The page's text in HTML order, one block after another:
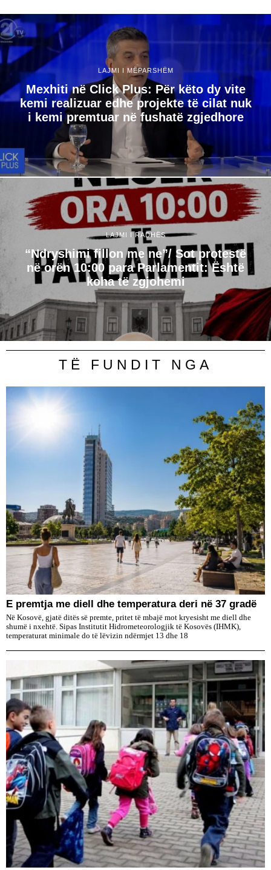
LAJMI I MËPARSHËM
Mexhiti në Click Plus: Për këto dy vite
kemi realizuar edhe projekte të cilat nuk
i kemi premtuar në fushatë zgjedhore
LAJMI I RADHËS
“Ndryshimi fillon me ne”/ Sot protestë
në orën 10:00 para Parlamentit: Është
koha të zgjohemi
TË FUNDIT NGA
E premtja me diell dhe temperatura deri në 37 gradë
Në Kosovë, gjatë ditës së premte, pritet të mbajë mot kryesisht me diell dhe
shumë i nxehtë. Sipas Institutit Hidrometeorologjik të Kosovës (IHMK),
temperaturat minimale do të lëvizin ndërmjet 13 dhe 18